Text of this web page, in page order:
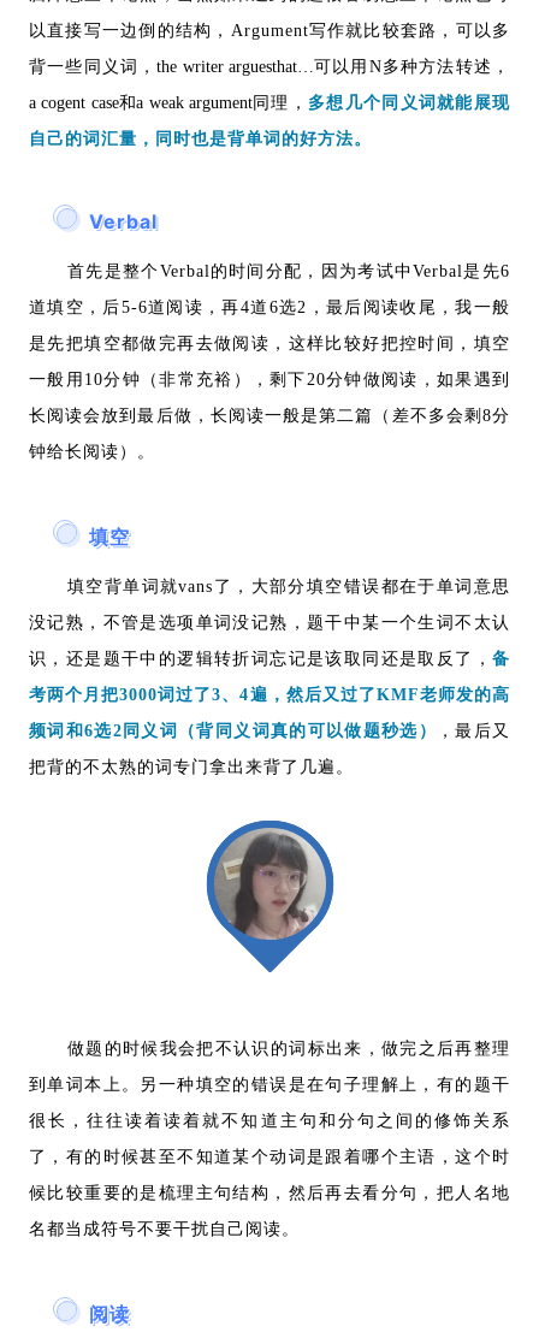
以直接写一边倒的结构，Argument写作就比较套路，可以多
背一些同义词，the writer arguesthat… 可以用N多种方法转述，
a cogent case和a weak argument同理， 多想几个同义词就能展现
自己的词汇量，同时也是背单词的好方法。
Verbal
首先是整个Verbal的时间分配，因为考试中Verbal是先6
道填空，后5-6道阅读，再4道6选2，最后阅读收尾，我一般
是先把填空都做完再去做阅读，这样比较好把控时间，填空
一般用10分钟（非常充裕），剩下20分钟做阅读，如果遇到
长阅读会放到最后做，长阅读一般是第二篇（差不多会剩8分
钟给长阅读）。
填空
填空背单词就vans了，大部分填空错误都在于单词意思
没记熟，不管是选项单词没记熟，题干中某一个生词不太认
识，还是题干中的逻辑转折词忘记是该取同还是取反了， 备
考两个月把3000词过了3、4遍，然后又过了KMF老师发的高
频词和6选2同义词（背同义词真的可以做题秒选）
，最后又
把背的不太熟的词专门拿出来背了几遍。
做题的时候我会把不认识的词标出来，做完之后再整理
到单词本上。另一种填空的错误是在句子理解上，有的题干
很长，往往读着读着就不知道主句和分句之间的修饰关系
了，有的时候甚至不知道某个动词是跟着哪个主语，这个时
候比较重要的是梳理主句结构，然后再去看分句，把人名地
名都当成符号不要干扰自己阅读。
阅读